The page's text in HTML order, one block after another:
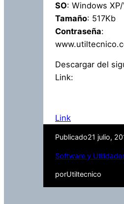
SO: Windows
Tamaño: 517Kb
Contraseña:
Descargar del
Link:
Link
Publicado21 julio,
Software y
porUtiltecnico